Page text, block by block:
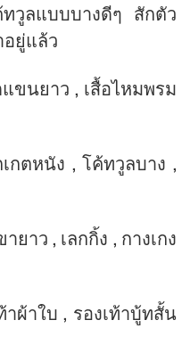
วูลแบบบางดีๆ สักตัว
อยู่แล้ว
ยาว , เสื้อไหมพรม
นัง , โค้ทวูลบาง ,
ว , เลกกิ้ง , กางเกง
ใบ , รองเท้าบู้ทสั้น